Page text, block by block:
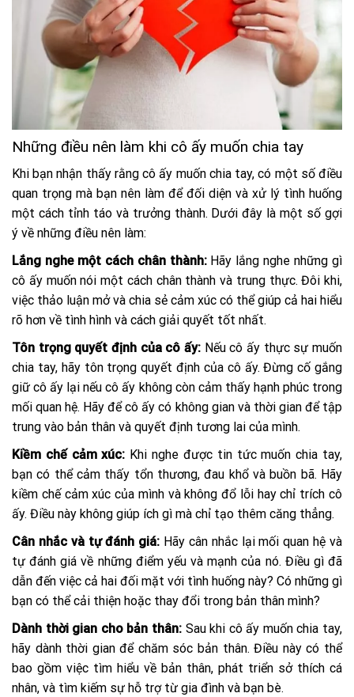
Những điều nên làm khi cô ấy muốn chia tay
Khi bạn nhận thấy rằng cô ấy muốn chia tay, có một số điều
quan trọng mà bạn nên làm để đối diện và xử lý tình huống
một cách tỉnh táo và trưởng thành. Dưới đây là một số gợi
ý về những điều nên làm:
Lắng nghe một cách chân thành:Hãy lắng nghe những gì
cô ấy muốn nói một cách chân thành và trung thực. Đôi khi,
việc thảo luận mở và chia sẻ cảm xúc có thể giúp cả hai hiểu
rõ hơn về tình hình và cách giải quyết tốt nhất.
Tôn trọng quyết định của cô ấy: Nếu cô ấy thực sự muốn
chia tay, hãy tôn trọng quyết định của cô ấy. Đừng cố gắng
giữ cô ấy lại nếu cô ấy không còn cảm thấy hạnh phúc trong
mối quan hệ. Hãy để cô ấy có không gian và thời gian để tập
trung vào bản thân và quyết định tương lai của mình.
Kiềm chế cảm xúc: Khi nghe được tin tức muốn chia tay,
bạn có thể cảm thấy tổn thương, đau khổ và buồn bã. Hãy
kiềm chế cảm xúc của mình và không đổ lỗi hay chỉ trích cô
ấy. Điều này không giúp ích gì mà chỉ tạo thêm căng thẳng.
Cân nhắc và tự đánh giá: Hãy cân nhắc lại mối quan hệ và
tự đánh giá về những điểm yếu và mạnh của nó. Điều gì đã
dẫn đến việc cả hai đối mặt với tình huống này? Có những gì
bạn có thể cải thiện hoặc thay đổi trong bản thân mình?
Dành thời gian cho bản thân:Sau khi cô ấy muốn chia tay,
hãy dành thời gian để chăm sóc bản thân. Điều này có thể
bao gồm việc tìm hiểu về bản thân, phát triển sở thích cá
nhân, và tìm kiếm sự hỗ trợ từ gia đình và bạn bè.